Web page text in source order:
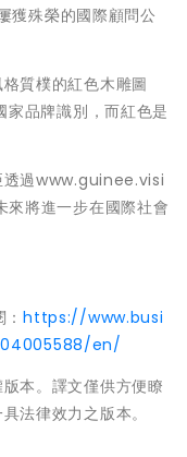
殊榮的國際顧問公
質樸的紅色木雕圖
品牌識別，而紅色是
透過www.guinee.visi
將進一步在國際社會
：https://www.busi
en/
本。譯文僅供方便瞭
法律效力之版本。